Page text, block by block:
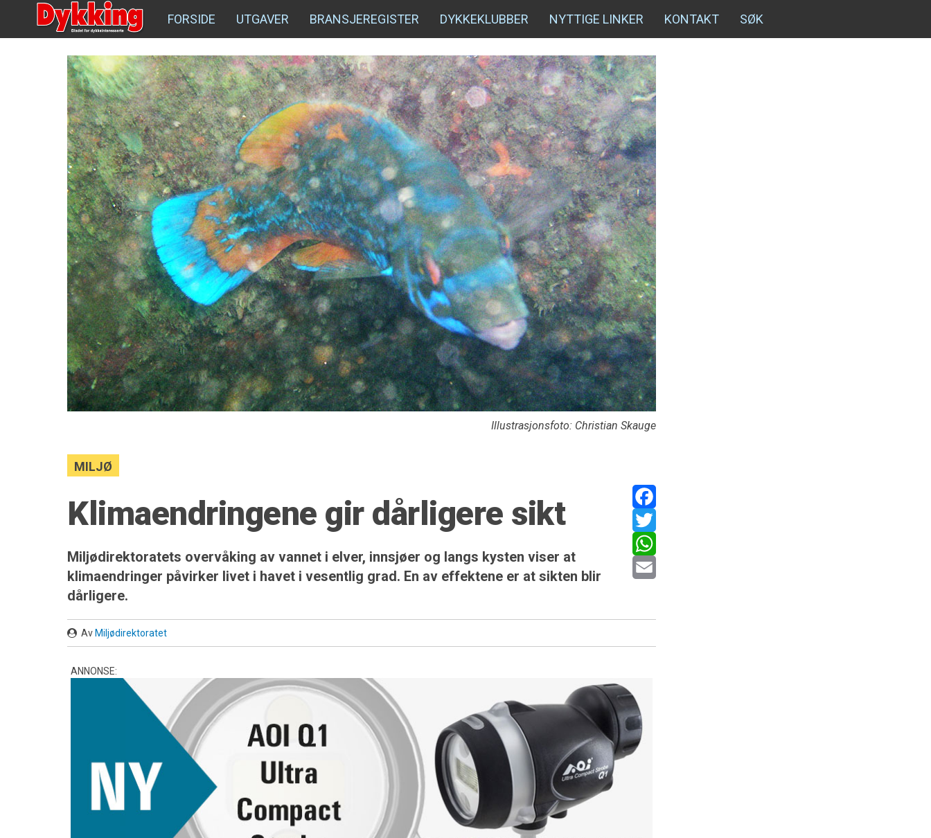
FORSIDE UTGAVER BRANSJEREGISTER DYKKEKLUBBER NYTTIGE LINKER KONTAKT SØK
Illustrasjonsfoto: Christian Skauge
MILJØ
Facebook
Twitter
WhatsApp
Klimaendringene gir dårligere sikt
Miljødirektoratets overvåking av vannet i elver, innsjøer og langs kysten viser at
klimaendringer påvirker livet i havet i vesentlig grad. En av effektene er at sikten blir
dårligere.
Av Miljødirektoratet
ANNONSE: